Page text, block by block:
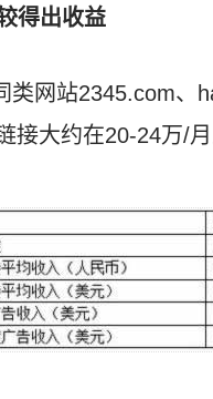
得出收益
类网站2345.com
接大约在20-24万/月